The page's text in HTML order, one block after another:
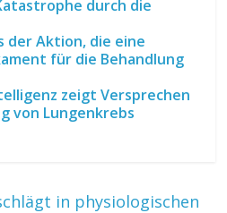
durch die
der Aktion, die eine
für die Behandlung
zeigt Versprechen
von Lungenkrebs
in physiologischen